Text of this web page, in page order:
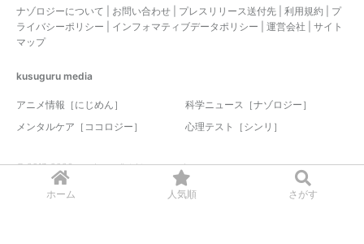
ホーム 人気順 さがす
ナゾロジーについて お問い合わせ プレスリリース送付先 利用規約
プ
ライバシーポリシー
インフォマティブデータポリシー 運営会社
サイト
マップ
kusuguru media
アニメ情報［にじめん］
科学ニュース［ナゾロジー］
メンタルケア［ココロジー］
心理テスト［シンリ］
© 2017-2026 nazology. all rights reserved.